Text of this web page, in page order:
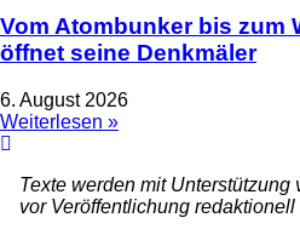
Vom Atombunker bis zum
öffnet seine Denkmäler
6. August 2026
Weiterlesen »
Texte werden mit Unterstützung
vor Veröffentlichung redaktionell